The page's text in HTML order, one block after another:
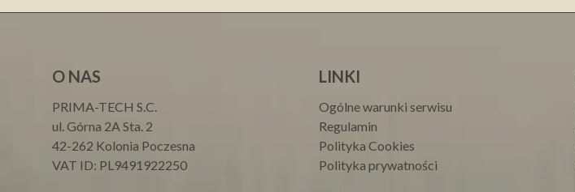
O NAS
PRIMA-TECH S.C.
ul. Górna 2A Sta. 2
42-262 Kolonia Poczesna
VAT ID: PL9491922250
LINKI
Ogólne warunki serwisu
Regulamin
Polityka Cookies
Polityka prywatności